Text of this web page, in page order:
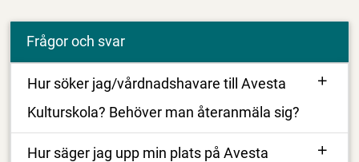
Frågor och svar
Hur söker jag/vårdnadshavare till Avesta
Kulturskola? Behöver man återanmäla sig?
Hur säger jag upp min plats på Avesta